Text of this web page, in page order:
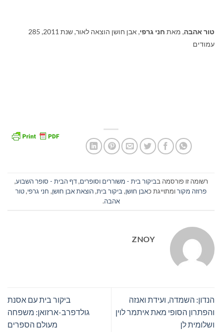
טור אהבה, מאת חני גרפי
, אבן חושן הוצאה לאור, שנת 2011, 285
עמודים
רשומה זו פורסמה בביקור בית - משוררים וסופרים,דף הבית - סופר השבוע,
פרוזה מקורומתוייגת כאבן חושן,ביקור בית,הוצאת אבן חושן, חני גרפי,טור
אהבה.
ZNOY
הנדון: השמדה, ועידת ואנזה
והפתרון הסופי מאת איתמר לוין
ושלומית לן
ביקור בית עם אסנת
גולדפרב-ארזואן: משפחה
מעולם הספרים